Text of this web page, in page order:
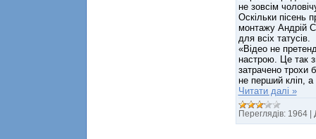
не зовсім
Оскільки пісень
монтажу Андрій
для всіх татусів.
«Відео не
настрою. Це так
затрачено трохи
не перший кліп,
Читати далі »
Переглядів: 1964 |